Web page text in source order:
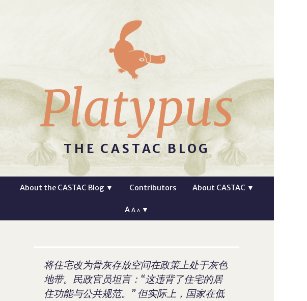
Platypus
THE CASTAC BLOG
About the CASTAC Blog ▼ Contributors About CASTAC ▼
AA A ▼
将住宅改为骨灰存放空间在政策上处于灰色
地带。民政官员坦言：“这违背了住宅的居
住功能与公共规范。” 但实际上，国家在低